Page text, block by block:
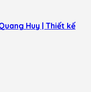
Huy | Thiết kế